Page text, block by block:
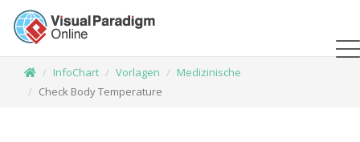
InfoChart Vorlagen
Medizinische
Check Body Temperature